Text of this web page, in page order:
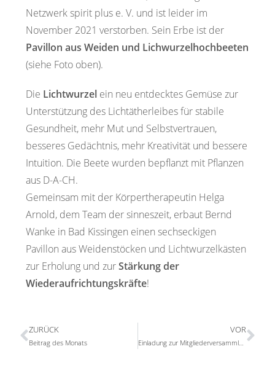
Netzwerk spirit plus e. V. und ist leider im
November 2021 verstorben. Sein Erbe ist der
Pavillon aus Weiden und Lichwurzelhochbeeten
(siehe Foto oben).
Die Lichtwurzel ein neu entdecktes Gemüse zur
Unterstützung des Lichtätherleibes für stabile
Gesundheit, mehr Mut und Selbstvertrauen,
besseres Gedächtnis, mehr Kreativität und bessere
Intuition. Die Beete wurden bepflanzt mit Pflanzen
aus D-A-CH.
Gemeinsam mit der Körpertherapeutin Helga
Arnold, dem Team der sinneszeit, erbaut Bernd
Wanke in Bad Kissingen einen sechseckigen
Pavillon aus Weidenstöcken und Lichtwurzelkästen
zur Erholung und zurStärkung der
Wiederaufrichtungskräfte!
ZURÜCK
Beitrag des Monats
VOR
Einladung zur Mitgliederversammlung in Bad Kissingen